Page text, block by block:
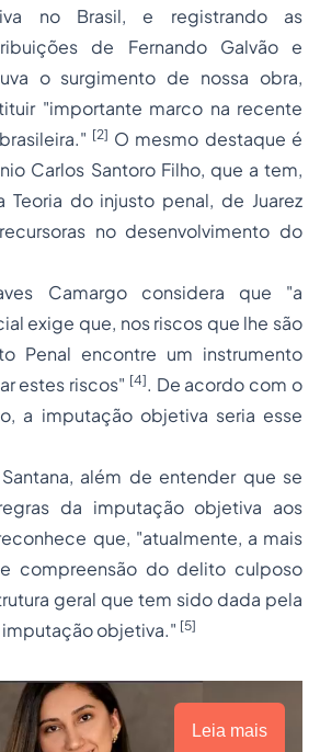
no Brasil, e registrando as
de Fernando Galvão e
o surgimento de nossa obra,
"importante marco na recente
[2] O mesmo destaque é
Carlos Santoro Filho, que a tem,
Teoria do injusto penal, de Juarez
no desenvolvimento do
Camargo considera que "a
exige que, nos riscos que lhe são
Penal encontre um instrumento
estes riscos" [4]. De acordo com o
a imputação objetiva seria esse
além de entender que se
da imputação objetiva aos
que, "atualmente, a mais
compreensão do delito culposo
geral que tem sido dada pela
objetiva." [5]
Leia mais